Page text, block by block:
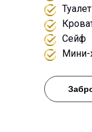
Сейф
Мини-